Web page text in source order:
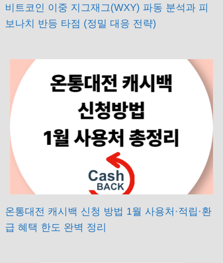
비트코인 이중 지그재그(WXY) 파동 분석과 피
보나치 반등 타점 (정밀 대응 전략)
온통대전 캐시백 신청 방법 1월 사용처·적립·환
급 혜택 한도 완벽 정리